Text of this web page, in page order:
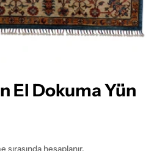
El Dokuma Yün
sırasında hesaplanır.